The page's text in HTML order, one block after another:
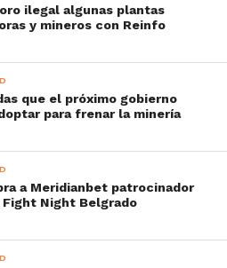
ilegal algunas plantas
y mineros con Reinfo
que el próximo gobierno
para frenar la minería
a Meridianbet patrocinador
Night Belgrado